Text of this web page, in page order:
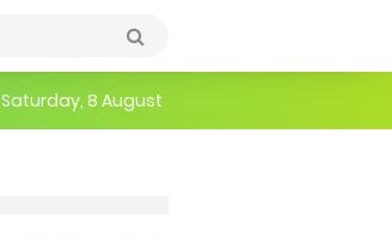
Saturday, 8 August